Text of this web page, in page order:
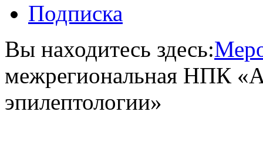
Подписка
Вы находитесь здесь:
межрегиональная НПК
эпилептологии»